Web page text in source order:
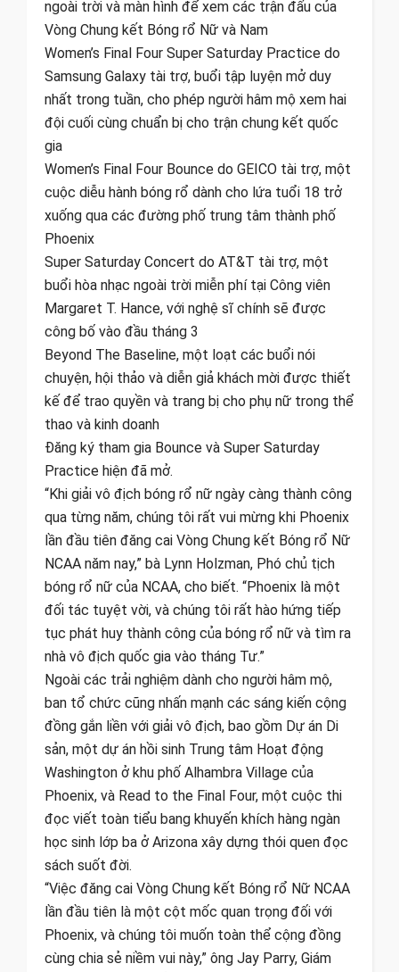
ngoài trời và màn hình để xem các trận đấu của
Vòng Chung kết Bóng rổ Nữ và Nam
Women’s Final Four Super Saturday Practice do
Samsung Galaxy tài trợ, buổi tập luyện mở duy
nhất trong tuần, cho phép người hâm mộ xem hai
đội cuối cùng chuẩn bị cho trận chung kết quốc
gia
Women’s Final Four Bounce do GEICO tài trợ, một
cuộc diễu hành bóng rổ dành cho lứa tuổi 18 trở
xuống qua các đường phố trung tâm thành phố
Phoenix
Super Saturday Concert do AT&T tài trợ, một
buổi hòa nhạc ngoài trời miễn phí tại Công viên
Margaret T. Hance, với nghệ sĩ chính sẽ được
công bố vào đầu tháng 3
Beyond The Baseline, một loạt các buổi nói
chuyện, hội thảo và diễn giả khách mời được thiết
kế để trao quyền và trang bị cho phụ nữ trong thể
thao và kinh doanh
Đăng ký tham gia Bounce và Super Saturday
Practice hiện đã mở.
“Khi giải vô địch bóng rổ nữ ngày càng thành công
qua từng năm, chúng tôi rất vui mừng khi Phoenix
lần đầu tiên đăng cai Vòng Chung kết Bóng rổ Nữ
NCAA năm nay,” bà Lynn Holzman, Phó chủ tịch
bóng rổ nữ của NCAA, cho biết. “Phoenix là một
đối tác tuyệt vời, và chúng tôi rất hào hứng tiếp
tục phát huy thành công của bóng rổ nữ và tìm ra
nhà vô địch quốc gia vào tháng Tư.”
Ngoài các trải nghiệm dành cho người hâm mộ,
ban tổ chức cũng nhấn mạnh các sáng kiến ​​cộng
đồng gắn liền với giải vô địch, bao gồm Dự án Di
sản, một dự án hồi sinh Trung tâm Hoạt động
Washington ở khu phố Alhambra Village của
Phoenix, và Read to the Final Four, một cuộc thi
đọc viết toàn tiểu bang khuyến khích hàng ngàn
học sinh lớp ba ở Arizona xây dựng thói quen đọc
sách suốt đời.
“Việc đăng cai Vòng Chung kết Bóng rổ Nữ NCAA
lần đầu tiên là một cột mốc quan trọng đối với
Phoenix, và chúng tôi muốn toàn thể cộng đồng
cùng chia sẻ niềm vui này,” ông Jay Parry, Giám